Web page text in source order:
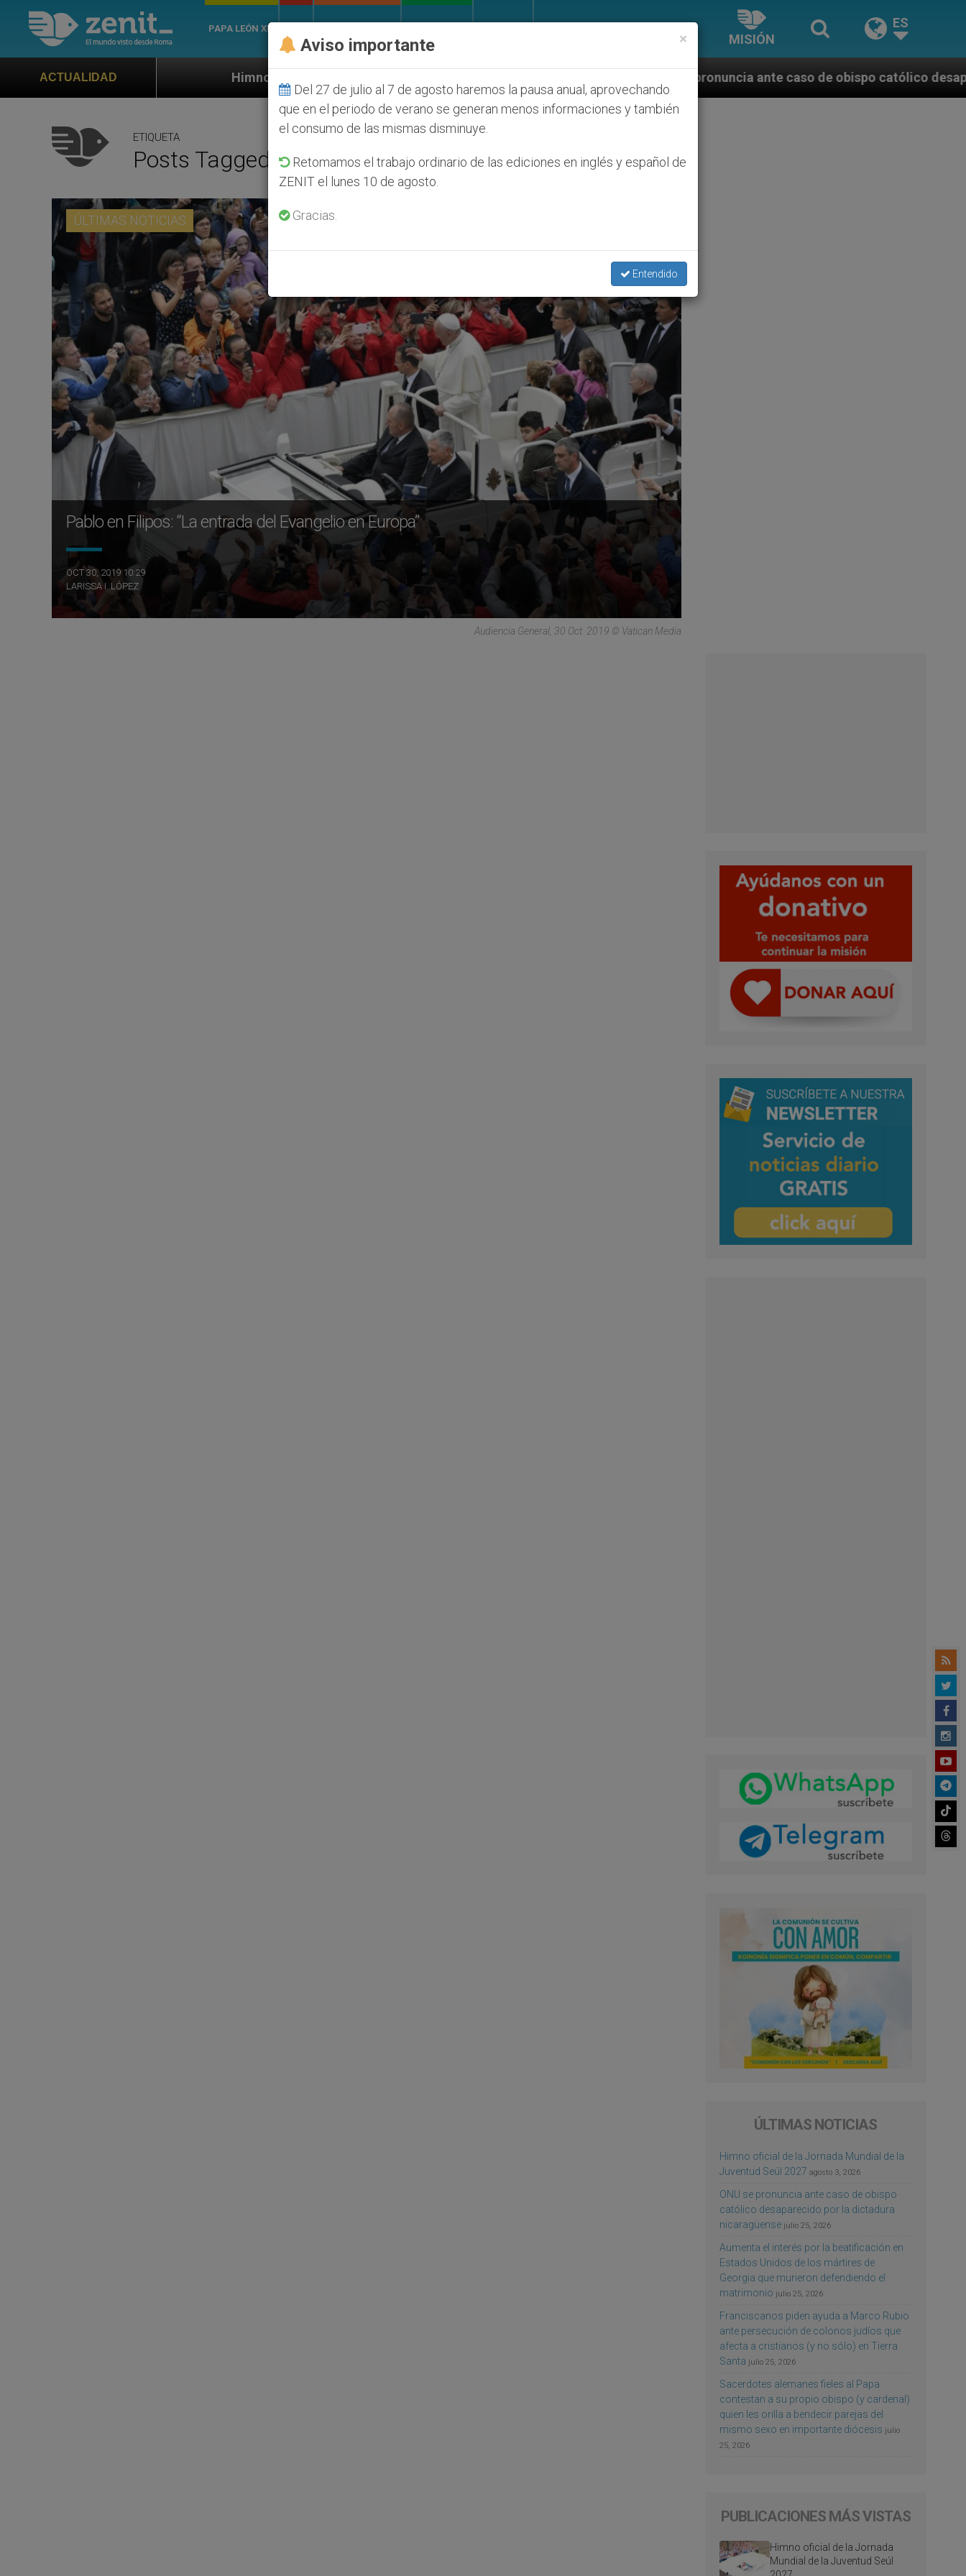
PAPA LEÓN XIV
MISIÓN
ES
ACTUALIDADHimno oficial de la Jornada Mundial de la Juventud Seúl 2027 ONU se pronuncia ante caso de obispo católico desaparecido por la
ETIQUETA
Posts Tagged ‘Filipos’
ÚLTIMAS NOTICIAS
Pablo en Filipos: “La entrada del Evangelio en Europa”
OCT 30, 2019 10:29
LARISSA I. LÓPEZ
Audiencia General, 30 Oct. 2019 © Vatican Media
ÚLTIMAS NOTICIAS
Himno oficial de la Jornada Mundial de la
Juventud Seúl 2027 agosto 3, 2026
ONU se pronuncia ante caso de obispo
católico desaparecido por la dictadura
nicaragüense julio 25, 2026
Aumenta el interés por la beatificación en
Estados Unidos de los mártires de
Georgia que murieron defendiendo el
matrimonio julio 25, 2026
Franciscanos piden ayuda a Marco Rubio
ante persecución de colonos judíos que
afecta a cristianos (y no sólo) en Tierra
Santa julio 25, 2026
Sacerdotes alemanes fieles al Papa
contestan a su propio obispo (y cardenal)
quien les orilla a bendecir parejas del
mismo sexo en importante diócesis julio
25, 2026
PUBLICACIONES MÁS VISTAS
Himno oficial de la Jornada
Mundial de la Juventud Seúl
×
Aviso importante
Del 27 de julio al 7 de agosto haremos la pausa anual, aprovechando
que en el periodo de verano se generan menos informaciones y también
el consumo de las mismas disminuye.
Retomamos el trabajo ordinario de las ediciones en inglés y español de
ZENIT el lunes 10 de agosto.
Gracias.
Entendido